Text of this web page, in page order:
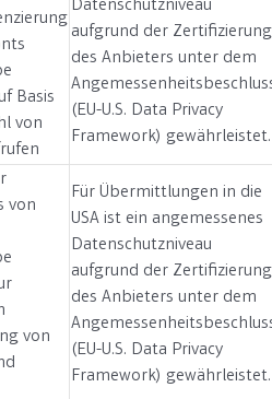
Basis
von
Datenschutzniveau
aufgrund der Zertifizierung
des Anbieters unter dem
(EU-U.S. Data Privacy
Framework) gewährleistet.
von
von
Für Übermittlungen in die
USA ist ein angemessenes
Datenschutzniveau
aufgrund der Zertifizierung
des Anbieters unter dem
(EU-U.S. Data Privacy
Framework) gewährleistet.